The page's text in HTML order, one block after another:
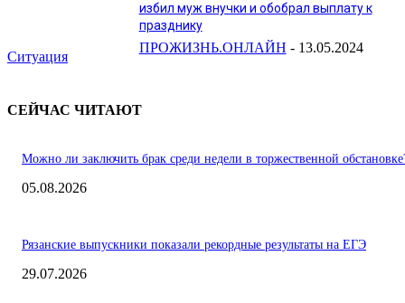
Ситуация
избил муж внучки и обобрал выплату к
празднику
ПРОЖИЗНЬ.ОНЛАЙН - 13.05.2024
СЕЙЧАС ЧИТАЮТ
Можно ли заключить брак среди недели в торжественной
05.08.2026
Рязанские выпускники показали рекордные результаты на ЕГЭ
29.07.2026